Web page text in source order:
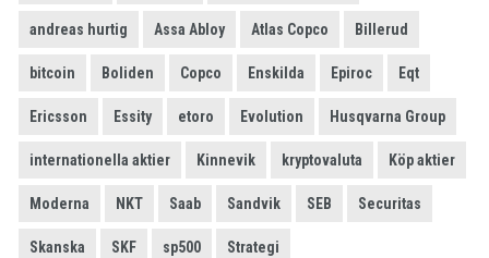
andreas hurtig Assa Abloy Atlas Copco Billerud
bitcoin Boliden Copco Enskilda Epiroc Eqt
Ericsson Essity etoro Evolution Husqvarna Group
internationella aktier Kinnevik kryptovaluta Köp aktier
Moderna NKT Saab Sandvik SEB Securitas
Skanska SKF sp500 Strategi